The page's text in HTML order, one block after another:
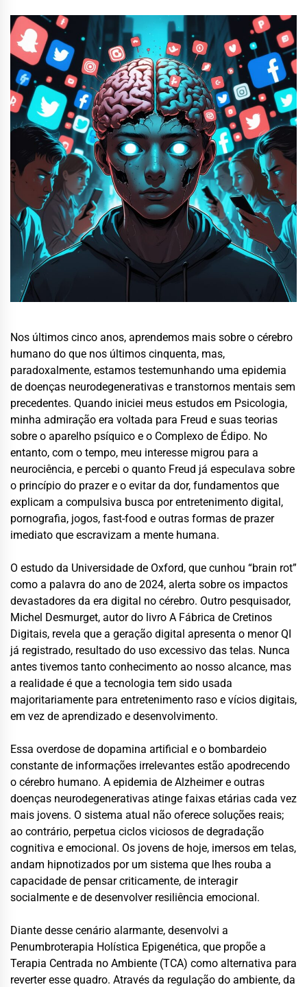
Nos últimos cinco anos, aprendemos mais sobre o cérebro
humano do que nos últimos cinquenta, mas,
paradoxalmente, estamos testemunhando uma epidemia
de doenças neurodegenerativas e transtornos mentais sem
precedentes. Quando iniciei meus estudos em Psicologia,
minha admiração era voltada para Freud e suas teorias
sobre o aparelho psíquico e o Complexo de Édipo. No
entanto, com o tempo, meu interesse migrou para a
neurociência, e percebi o quanto Freud já especulava sobre
o princípio do prazer e o evitar da dor, fundamentos que
explicam a compulsiva busca por entretenimento digital,
pornografia, jogos, fast-food e outras formas de prazer
imediato que escravizam a mente humana.
O estudo da Universidade de Oxford, que cunhou “brain rot”
como a palavra do ano de 2024, alerta sobre os impactos
devastadores da era digital no cérebro. Outro pesquisador,
Michel Desmurget, autor do livro A Fábrica de Cretinos
Digitais, revela que a geração digital apresenta o menor QI
já registrado, resultado do uso excessivo das telas. Nunca
antes tivemos tanto conhecimento ao nosso alcance, mas
a realidade é que a tecnologia tem sido usada
majoritariamente para entretenimento raso e vícios digitais,
em vez de aprendizado e desenvolvimento.
Essa overdose de dopamina artificial e o bombardeio
constante de informações irrelevantes estão apodrecendo
o cérebro humano. A epidemia de Alzheimer e outras
doenças neurodegenerativas atinge faixas etárias cada vez
mais jovens. O sistema atual não oferece soluções reais;
ao contrário, perpetua ciclos viciosos de degradação
cognitiva e emocional. Os jovens de hoje, imersos em telas,
andam hipnotizados por um sistema que lhes rouba a
capacidade de pensar criticamente, de interagir
socialmente e de desenvolver resiliência emocional.
Diante desse cenário alarmante, desenvolvi a
Penumbroterapia Holística Epigenética, que propõe a
Terapia Centrada no Ambiente (TCA) como alternativa para
reverter esse quadro. Através da regulação do ambiente, da